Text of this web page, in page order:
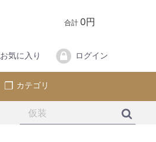
合計 0円
お気に入り ログイン
カテゴリ